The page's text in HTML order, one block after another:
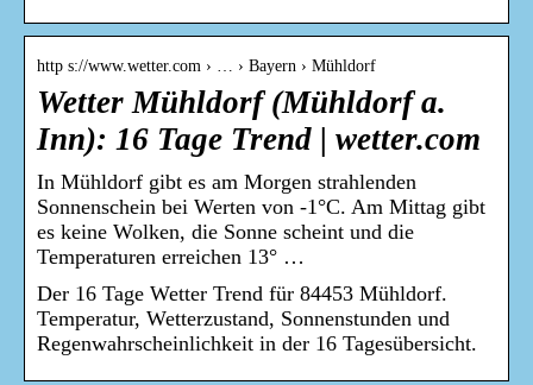
http s://www.wetter.com › … › Bayern › Mühldorf
Wetter Mühldorf (Mühldorf a.
Inn): 16 Tage Trend | wetter.com
In Mühldorf gibt es am Morgen strahlenden
Sonnenschein bei Werten von -1°C. Am Mittag gibt
es keine Wolken, die Sonne scheint und die
Temperaturen erreichen 13° …
Der 16 Tage Wetter Trend für 84453 Mühldorf.
Temperatur, Wetterzustand, Sonnenstunden und
Regenwahrscheinlichkeit in der 16 Tagesübersicht.